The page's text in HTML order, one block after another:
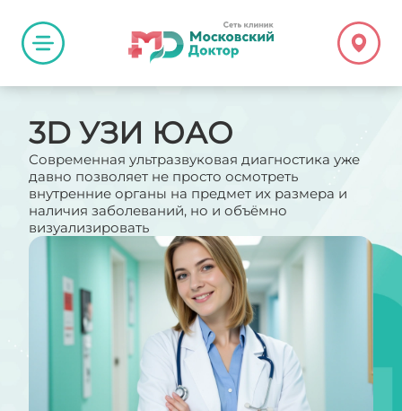
3D УЗИ ЮАО
Современная ультразвуковая диагностика уже
давно позволяет не просто осмотреть
внутренние органы на предмет их размера и
наличия заболеваний, но и объёмно
визуализировать